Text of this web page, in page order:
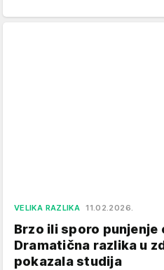
VELIKA RAZLIKA 11.02.2026.
Brzo ili sporo
Dramatična razlika u
pokazala studija